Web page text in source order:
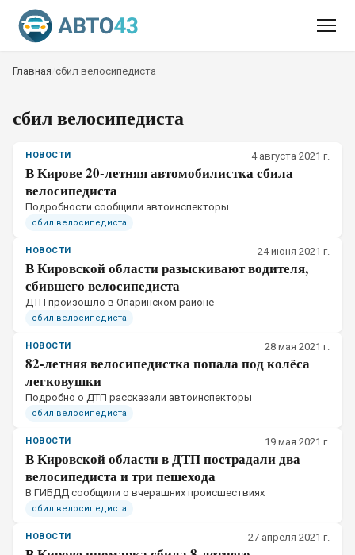
Главная сбил велосипедиста
сбил велосипедиста
НОВОСТИ 4 августа 2021 г.
В Кирове 20-летняя автомобилистка сбила
велосипедиста
Подробности сообщили автоинспекторы
сбил велосипедиста
НОВОСТИ 24 июня 2021 г.
В Кировской области разыскивают водителя,
сбившего велосипедиста
ДТП произошло в Опаринском районе
сбил велосипедиста
НОВОСТИ 28 мая 2021 г.
82-летняя велосипедистка попала под колёса
легковушки
Подробно о ДТП рассказали автоинспекторы
сбил велосипедиста
НОВОСТИ 19 мая 2021 г.
В Кировской области в ДТП пострадали два
велосипедиста и три пешехода
В ГИБДД сообщили о вчерашних происшествиях
сбил велосипедиста
НОВОСТИ 27 апреля 2021 г.